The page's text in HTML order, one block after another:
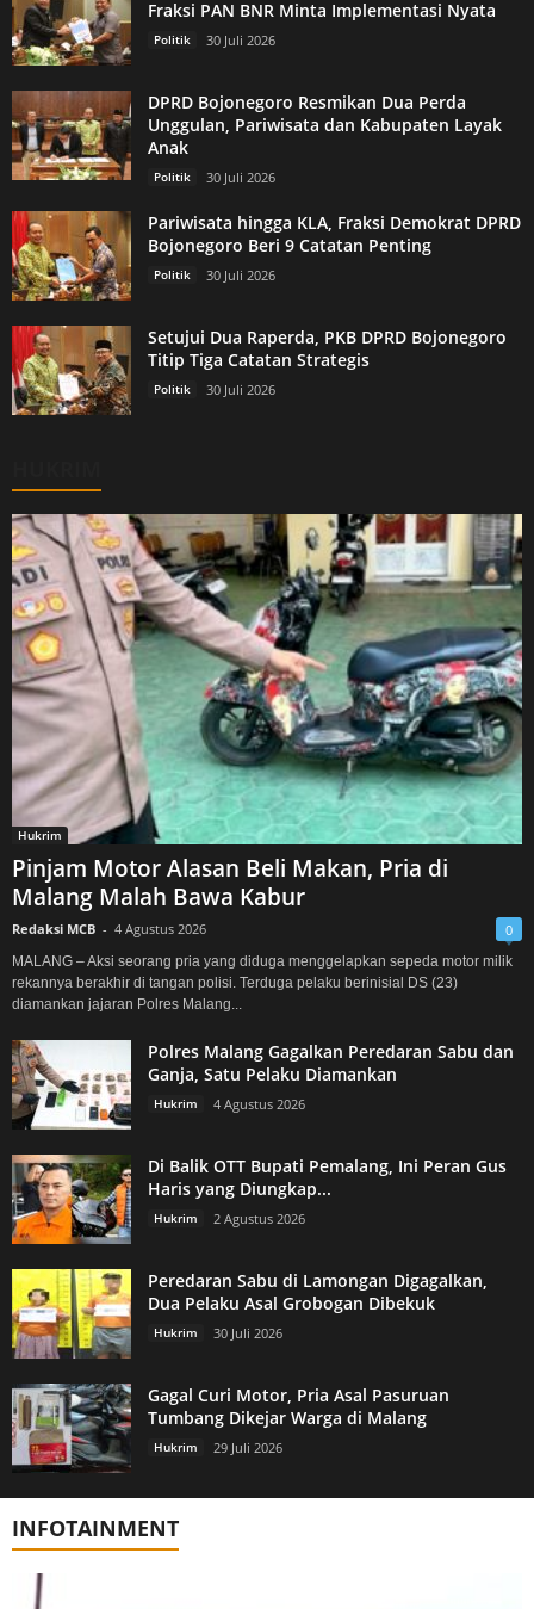
Fraksi PAN BNR Minta Implementasi Nyata
Politik 30 Juli 2026
DPRD Bojonegoro Resmikan Dua Perda
Unggulan, Pariwisata dan Kabupaten Layak
Anak
Politik 30 Juli 2026
Pariwisata hingga KLA, Fraksi Demokrat DPRD
Bojonegoro Beri 9 Catatan Penting
Politik 30 Juli 2026
Setujui Dua Raperda, PKB DPRD Bojonegoro
Titip Tiga Catatan Strategis
Politik 30 Juli 2026
Hukrim
Pinjam Motor Alasan Beli Makan, Pria di
Malang Malah Bawa Kabur
Redaksi MCB - 4 Agustus 2026 0
MALANG – Aksi seorang pria yang diduga menggelapkan sepeda motor milik
rekannya berakhir di tangan polisi. Terduga pelaku berinisial DS (23)
diamankan jajaran Polres Malang...
Polres Malang Gagalkan Peredaran Sabu dan
Ganja, Satu Pelaku Diamankan
Hukrim 4 Agustus 2026
Di Balik OTT Bupati Pemalang, Ini Peran Gus
Haris yang Diungkap...
Hukrim 2 Agustus 2026
Peredaran Sabu di Lamongan Digagalkan,
Dua Pelaku Asal Grobogan Dibekuk
Hukrim 30 Juli 2026
Gagal Curi Motor, Pria Asal Pasuruan
Tumbang Dikejar Warga di Malang
Hukrim 29 Juli 2026
INFOTAINMENT